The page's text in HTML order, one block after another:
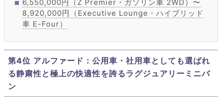
6,550,000円（Z Premier・ガソリン車 2WD）〜
8,920,000円（Executive Lounge・ハイブリッド
車 E-Four）
第4位 アルファード：公用車・社用車としても選ばれ
る静粛性と極上の快適性を誇るラグジュアリーミニバ
ン